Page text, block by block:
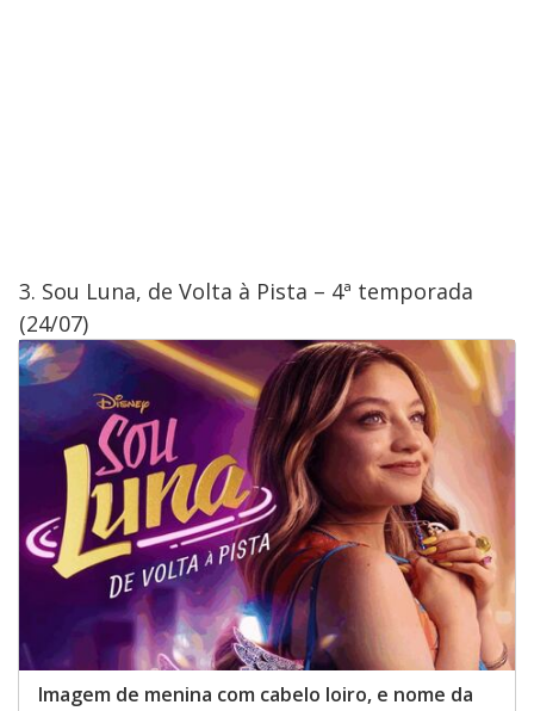
3. Sou Luna, de Volta à Pista – 4ª temporada
(24/07)
Imagem de menina com cabelo loiro, e nome da